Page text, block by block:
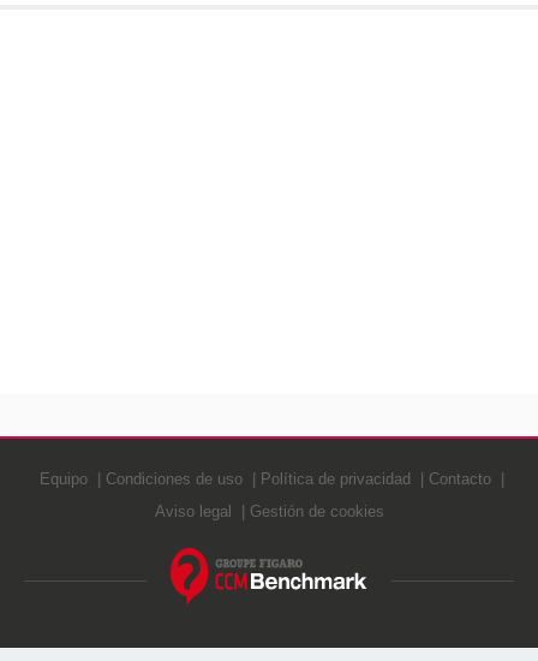
Equipo Condiciones de uso Política de privacidad
Contacto
Aviso legal
Gestión de cookies